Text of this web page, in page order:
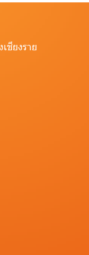
ชียงราย